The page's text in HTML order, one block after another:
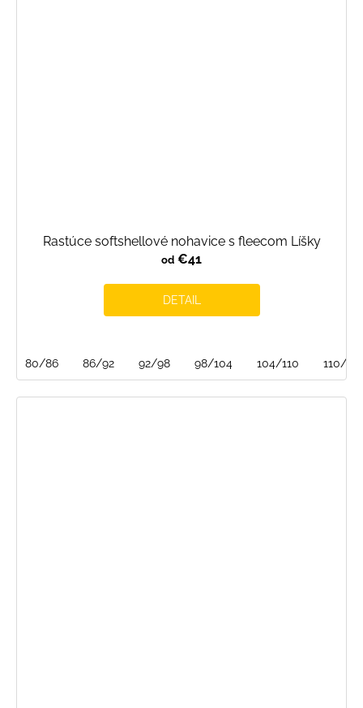
Rastúce softshellové nohavice s fleecom Líšky
od €41
DETAIL
80/86 86/92 92/98 98/104 104/110 110/116